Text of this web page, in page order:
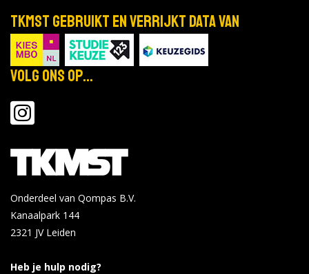
TKMST gebruikt en verrijkt data van
Volg ons op...
Onderdeel van Qompas B.V.
Kanaalpark 144
2321 JV Leiden
Heb je hulp nodig?